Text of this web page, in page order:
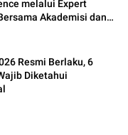
melalui Expert
Akademisi dan
Resmi Berlaku, 6
Diketahui